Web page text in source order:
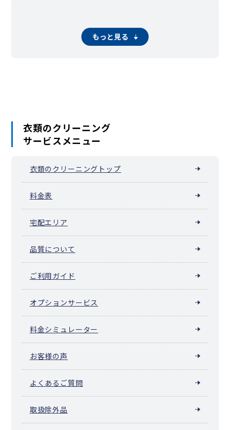
もっと見る
衣類のクリーニング
サービスメニュー
衣類のクリーニングトップ
料金表
宅配エリア
品質について
ご利用ガイド
オプションサービス
料金シミュレーター
お客様の声
よくあるご質問
取扱除外品